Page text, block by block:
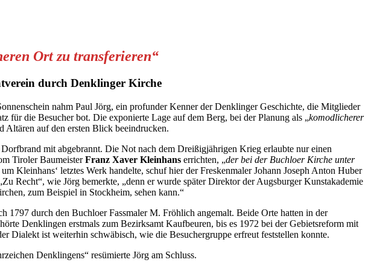
Ort zu transferieren“
durch Denklinger Kirche
nahm Paul Jörg, ein profunder Kenner der Denklinger Geschichte, die Mitglieder
für die Besucher bot. Die exponierte Lage auf dem Berg, bei der Planung als „komodlicherer
Altären auf den ersten Blick beeindrucken.
mit abgebrannt. Die Not nach dem Dreißigjährigen Krieg erlaubte nur einen
Tiroler BaumeisterFranz Xaver Kleinhans errichten, „der bei der Buchloer Kirche unter
Kleinhans‘ letztes Werk handelte, schuf hier der Freskenmaler Johann Joseph Anton Huber
Recht“, wie Jörg bemerkte, „denn er wurde später Direktor der Augsburger Kunstakademie
zum Beispiel in Stockheim, sehen kann.“
durch den Buchloer Fassmaler M. Fröhlich angemalt. Beide Orte hatten in der
Denklingen erstmals zum Bezirksamt Kaufbeuren, bis es 1972 bei der Gebietsreform mit
Dialekt ist weiterhin schwäbisch, wie die Besuchergruppe erfreut feststellen konnte.
Denklingens“ resümierte Jörg am Schluss.